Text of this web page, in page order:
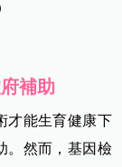
補助
才能生育健康下
。然而，基因檢